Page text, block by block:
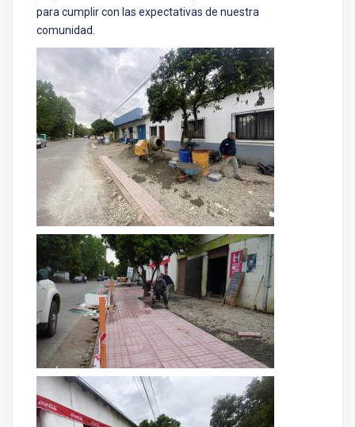
para cumplir con las expectativas de nuestra
comunidad.